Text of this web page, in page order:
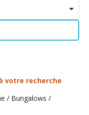
votre recherche
/ Bungalows /